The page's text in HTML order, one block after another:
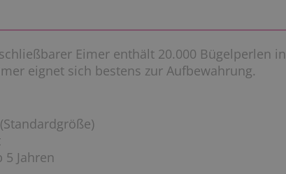
Eimer enthält 20.000 Bügelperlen in
eignet sich bestens zur Aufbewahrung.
Jahren